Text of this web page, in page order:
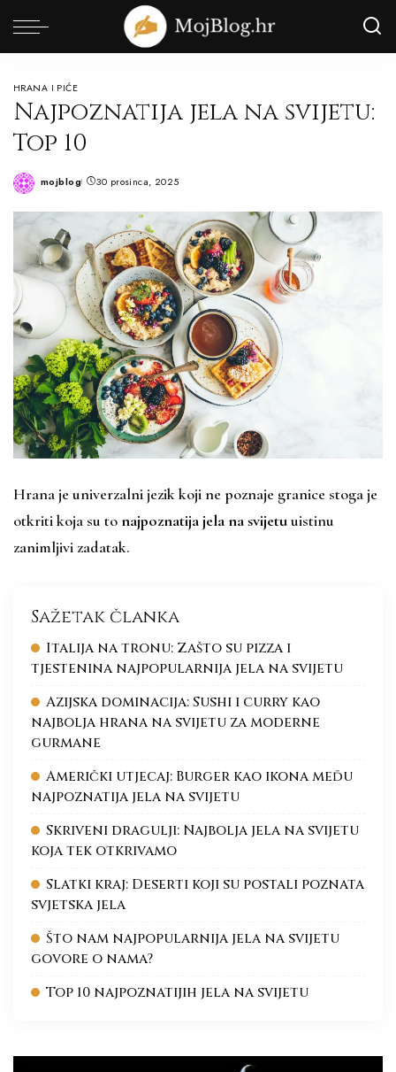
HRANA I PIĆE
Najpoznatija jela na svijetu:
Top 10
Posted
mojblog 30 prosinca, 2025
Hrana je univerzalni jezik koji ne poznaje granice stoga je
otkriti koja su tonajpoznatija jela na svijetuuistinu
zanimljivi zadatak.
Sažetak članka
Italija na tronu: Zašto su pizza i
tjestenina najpopularnija jela na svijetu
Azijska dominacija: Sushi i curry kao
najbolja hrana na svijetu za moderne
gurmane
Američki utjecaj: Burger kao ikona među
najpoznatija jela na svijetu
Skriveni dragulji: Najbolja jela na svijetu
koja tek otkrivamo
Slatki kraj: Deserti koji su postali poznata
svjetska jela
Što nam najpopularnija jela na svijetu
govore o nama?
Top 10 najpoznatijih jela na svijetu